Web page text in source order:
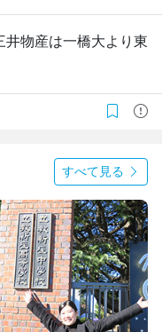
物産は一橋大より東
すべて見る